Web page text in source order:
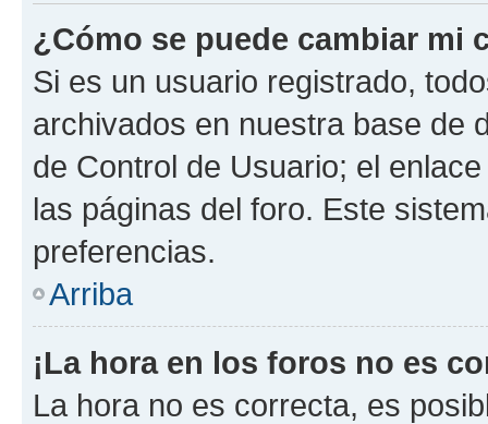
¿Cómo se puede cambiar mi
Si es un usuario registrado,
archivados en nuestra base de
de Control de Usuario; el
las páginas del foro. Este
preferencias.
Arriba
¡La hora en los foros no es
La hora no es correcta, es